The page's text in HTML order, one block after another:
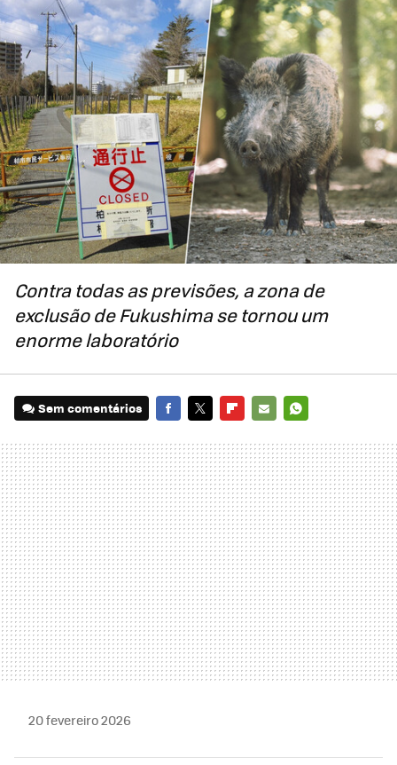
Contra todas as previsões, a zona de
exclusão de Fukushima se tornou um
enorme laboratório
Sem comentários
MAIL
20 fevereiro 2026